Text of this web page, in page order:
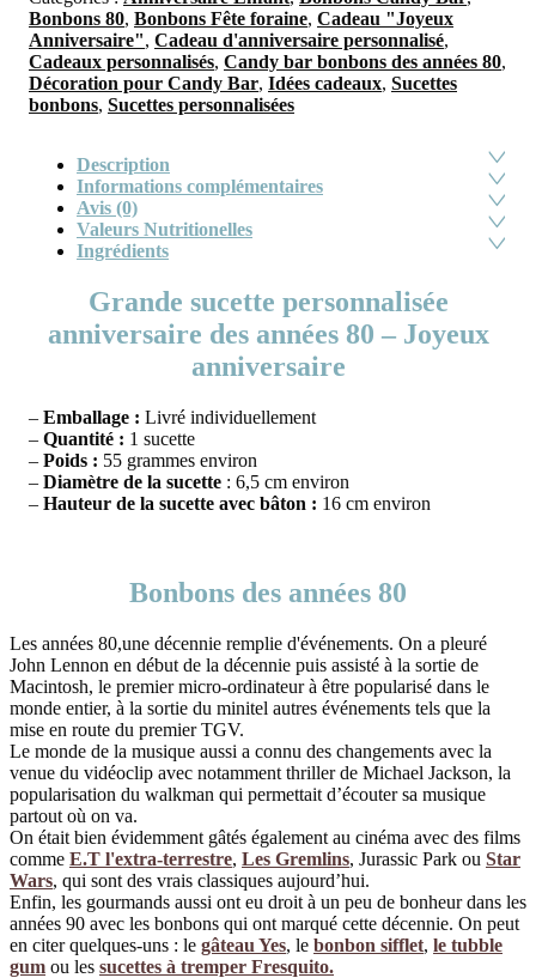
Bonbons 80, Bonbons Fête foraine, Cadeau "Joyeux
Anniversaire", Cadeau d'anniversaire personnalisé,
Cadeaux personnalisés, Candy bar bonbons des années 80,
Décoration pour Candy Bar, Idées cadeaux, Sucettes
bonbons, Sucettes personnalisées
Description
Informations complémentaires
Avis (0)
Valeurs Nutritionelles
Ingrédients
Grande sucette personnalisée
anniversaire des années 80 – Joyeux
anniversaire
– Emballage : Livré individuellement
– Quantité : 1 sucette
– Poids : 55 grammes environ
– Diamètre de la sucette : 6,5 cm environ
– Hauteur de la sucette avec bâton : 16 cm environ
Bonbons des années 80
Les années 80,une décennie remplie d'événements. On a pleuré
John Lennon en début de la décennie puis assisté à la sortie de
Macintosh, le premier micro-ordinateur à être popularisé dans le
monde entier, à la sortie du minitel autres événements tels que la
mise en route du premier TGV.
Le monde de la musique aussi a connu des changements avec la
venue du vidéoclip avec notamment thriller de Michael Jackson, la
popularisation du walkman qui permettait d’écouter sa musique
partout où on va.
On était bien évidemment gâtés également au cinéma avec des films
comme E.T l'extra-terrestre, Les Gremlins, Jurassic Park ou Star
Wars, qui sont des vrais classiques aujourd’hui.
Enfin, les gourmands aussi ont eu droit à un peu de bonheur dans les
années 90 avec les bonbons qui ont marqué cette décennie. On peut
en citer quelques-uns : le gâteau Yes, le bonbon sifflet, le tubble
gum ou les sucettes à tremper Fresquito.